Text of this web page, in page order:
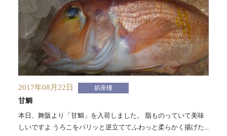
2017年08月22日 娯座樓
甘鯛
本日、舞阪より「甘鯛」を入荷しました。 脂ものっていて美味
しいですよ うろこをパリッと逆立ててふわっと柔らかく揚げた...